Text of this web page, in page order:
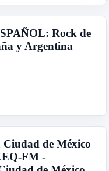
Rock de
y Argentina
de México
FM -